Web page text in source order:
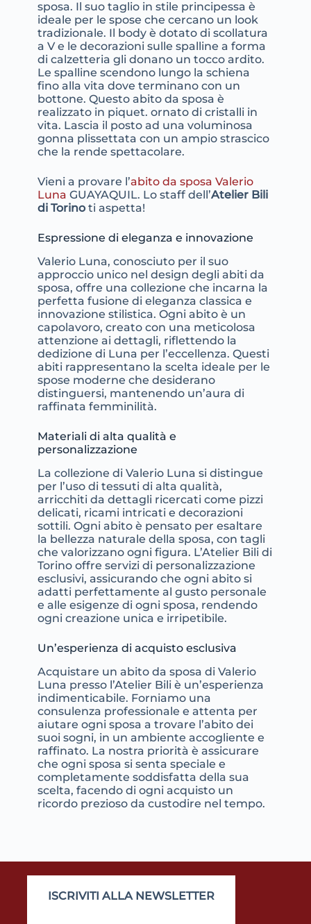
sposa. Il suo taglio in stile principessa è
ideale per le spose che cercano un look
tradizionale. Il body è dotato di scollatura
a V e le decorazioni sulle spalline a forma
di calzetteria gli donano un tocco ardito.
Le spalline scendono lungo la schiena
fino alla vita dove terminano con un
bottone. Questo abito da sposa è
realizzato in piquet. ornato di cristalli in
vita. Lascia il posto ad una voluminosa
gonna plissettata con un ampio strascico
che la rende spettacolare.
Vieni a provare l’abito da sposa Valerio
Luna GUAYAQUIL. Lo staff dell’Atelier Bili
di Torinoti aspetta!
Espressione di eleganza e innovazione
Valerio Luna, conosciuto per il suo
approccio unico nel design degli abiti da
sposa, offre una collezione che incarna la
perfetta fusione di eleganza classica e
innovazione stilistica. Ogni abito è un
capolavoro, creato con una meticolosa
attenzione ai dettagli, riflettendo la
dedizione di Luna per l’eccellenza. Questi
abiti rappresentano la scelta ideale per le
spose moderne che desiderano
distinguersi, mantenendo un’aura di
raffinata femminilità.
Materiali di alta qualità e
personalizzazione
La collezione di Valerio Luna si distingue
per l’uso di tessuti di alta qualità,
arricchiti da dettagli ricercati come pizzi
delicati, ricami intricati e decorazioni
sottili. Ogni abito è pensato per esaltare
la bellezza naturale della sposa, con tagli
che valorizzano ogni figura. L’Atelier Bili di
Torino offre servizi di personalizzazione
esclusivi, assicurando che ogni abito si
adatti perfettamente al gusto personale
e alle esigenze di ogni sposa, rendendo
ogni creazione unica e irripetibile.
Un’esperienza di acquisto esclusiva
Acquistare un abito da sposa di Valerio
Luna presso l’Atelier Bili è un’esperienza
indimenticabile. Forniamo una
consulenza professionale e attenta per
aiutare ogni sposa a trovare l’abito dei
suoi sogni, in un ambiente accogliente e
raffinato. La nostra priorità è assicurare
che ogni sposa si senta speciale e
completamente soddisfatta della sua
scelta, facendo di ogni acquisto un
ricordo prezioso da custodire nel tempo.
ISCRIVITI ALLA NEWSLETTER